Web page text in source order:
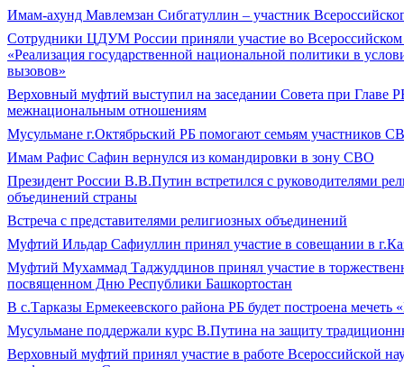
Имам-ахунд Мавлемзан Сибгатуллин – участник
Сотрудники ЦДУМ России приняли участие во
«Реализация государственной национальной политики в
вызовов»
Верховный муфтий выступил на заседании Совета при Главе
межнациональным отношениям
Мусульмане г.Октябрьский РБ помогают семьям участников
Имам Рафис Сафин вернулся из командировки в зону СВО
Президент России В.В.Путин встретился с руководителями
объединений страны
Встреча с представителями религиозных объединений
Муфтий Ильдар Сафиуллин принял участие в совещании в
Муфтий Мухаммад Таджуддинов принял участие в
посвященном Дню Республики Башкортостан
В с.Тарказы Ермекеевского района РБ будет построена мечеть
Мусульмане поддержали курс В.Путина на защиту
Верховный муфтий принял участие в работе Всероссийской